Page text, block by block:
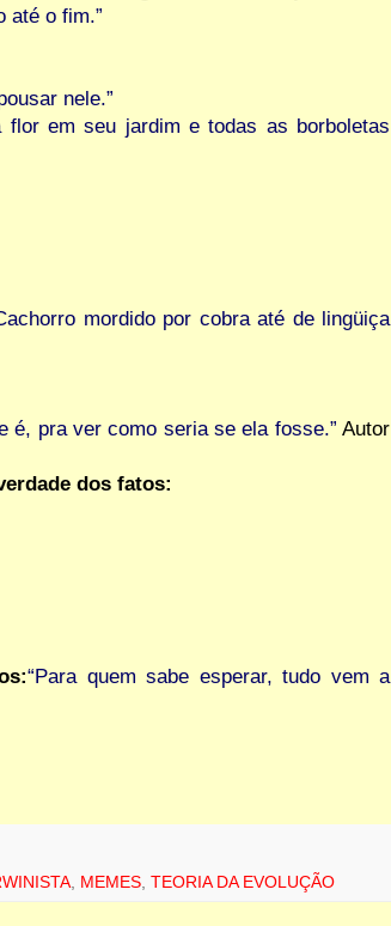
até o fim.”
nele.”
flor em seu jardim e todas as borboletas
mordido por cobra até de lingüiça
é, pra ver como seria se ela fosse.” Autor
dos fatos:
“Para quem sabe esperar, tudo vem a
MEMES TEORIA DA EVOLUÇÃO